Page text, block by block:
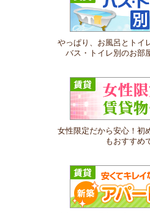
やっぱり、お風呂とトイ
バス・トイレ別のお部
女性限定だから安心！初
もおすすめ